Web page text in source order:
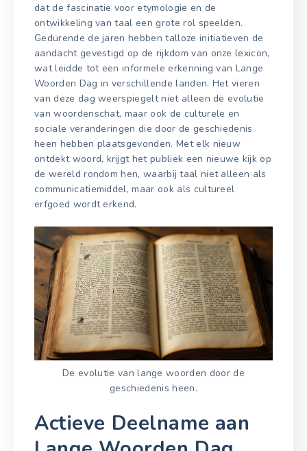
dat de fascinatie voor etymologie en de
ontwikkeling van taal een grote rol speelden.
Gedurende de jaren hebben talloze initiatieven de
aandacht gevestigd op de rijkdom van onze lexicon,
wat leidde tot een informele erkenning van Lange
Woorden Dag in verschillende landen. Het vieren
van deze dag weerspiegelt niet alleen de evolutie
van woordenschat, maar ook de culturele en
sociale veranderingen die door de geschiedenis
heen hebben plaatsgevonden. Met elk nieuw
ontdekt woord, krijgt het publiek een nieuwe kijk op
de wereld rondom hen, waarbij taal niet alleen als
communicatiemiddel, maar ook als cultureel
erfgoed wordt erkend.
De evolutie van lange woorden door de
geschiedenis heen.
Actieve Deelname aan